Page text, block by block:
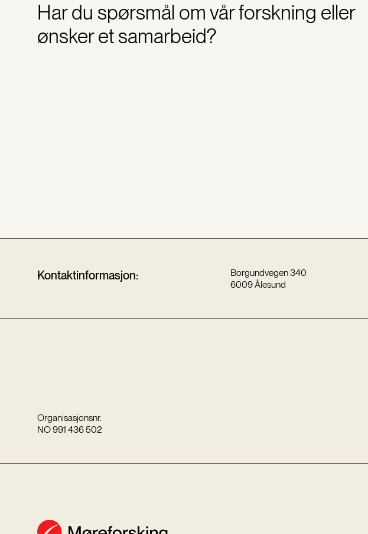
Har du spørsmål om vår forskning eller
ønsker et samarbeid?
Kontaktinformasjon:
Borgundvegen 340
6009 Ålesund
Organisasjonsnr.
NO 991 436 502